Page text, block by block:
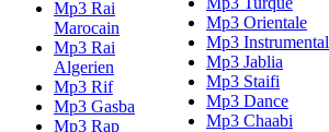
Mp3 Rai
Marocain
Mp3 Rai
Algerien
Mp3 Rif
Mp3 Gasba
Mp3 Rap
Mp3 Orientale
Mp3 Instrumental
Mp3 Jablia
Mp3 Staifi
Mp3 Dance
Mp3 Chaabi